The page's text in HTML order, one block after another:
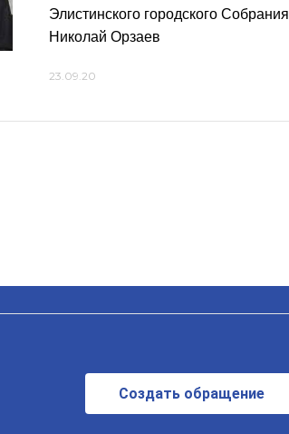
Элистинского городского Собрания
Николай Орзаев
23.09.20
Создать обращение